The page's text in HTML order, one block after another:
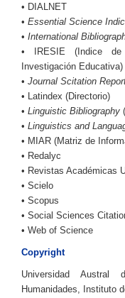
• DIALNET
• Essential Science
• International
• IRESIE (Indice
Investigación Educativa)
• Journal Scitation
• Latindex (Directorio)
• Linguistic Bibliography
• Linguistics and
• MIAR (Matriz de
• Redalyc
• Revistas Académicas
• Scielo
• Scopus
• Social Sciences
• Web of Science
Copyright
Universidad
Humanidades, Instituto